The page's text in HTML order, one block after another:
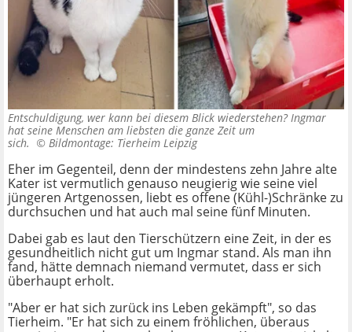
Entschuldigung, wer kann bei diesem Blick wiederstehen? Ingmar
hat seine Menschen am liebsten die ganze Zeit um
sich. © Bildmontage: Tierheim Leipzig
Eher im Gegenteil, denn der mindestens zehn Jahre alte
Kater ist vermutlich genauso neugierig wie seine viel
jüngeren Artgenossen, liebt es offene (Kühl-)Schränke zu
durchsuchen und hat auch mal seine fünf Minuten.
Dabei gab es laut den Tierschützern eine Zeit, in der es
gesundheitlich nicht gut um Ingmar stand. Als man ihn
fand, hätte demnach niemand vermutet, dass er sich
überhaupt erholt.
"Aber er hat sich zurück ins Leben gekämpft", so das
Tierheim. "Er hat sich zu einem fröhlichen, überaus